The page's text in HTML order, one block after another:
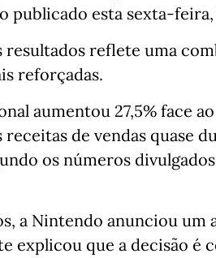
esta sexta-feira,
reflete uma
reforçadas.
aumentou 27,5% face
receitas de vendas quase
os números
a Nintendo anunciou um
explicou que a decisão é